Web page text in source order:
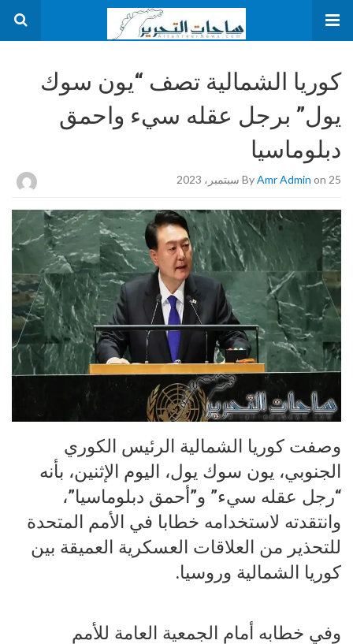
كوريا الشمالية تصف “يون سوك
يول” برجل عقله سيء واحمق
دبلوماسيا
ByAmr Admin on 25 سبتمبر، 2023
وصفت كوريا الشمالية الرئيس الكوري
الجنوبي، يون سوك يول، اليوم الإثنين، بأنه
“رجل عقله سيء” و”أحمق دبلوماسيا”،
وانتقدته لاستخدامه خطابا في الأمم المتحدة
للتحذير من العلاقات العسكرية العميقة بين
كوريا الشمالية وروسيا.
وفي خطابه أمام الجمعية العامة للأمم